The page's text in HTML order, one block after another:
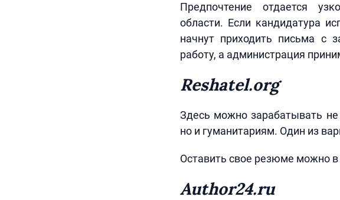
Предпочтение отдается
области. Если кандидатура
начнут приходить письма с
работу, а администрация
Reshatel.org
Здесь можно зарабатывать
но и гуманитариям. Один из
Оставить свое резюме можно
Author24.ru